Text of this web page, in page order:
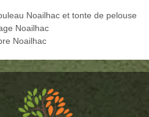
Noailhac et tonte de pelouse
Noailhac
Noailhac